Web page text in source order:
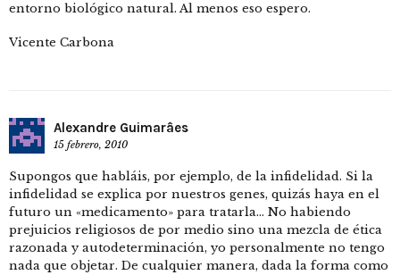
entorno biológico natural. Al menos eso espero.
Vicente Carbona
Alexandre Guimarâes
15 febrero, 2010
Supongos que habláis, por ejemplo, de la infidelidad. Si la
infidelidad se explica por nuestros genes, quizás haya en el
futuro un «medicamento» para tratarla… No habiendo
prejuicios religiosos de por medio sino una mezcla de ética
razonada y autodeterminación, yo personalmente no tengo
nada que objetar. De cualquier manera, dada la forma como